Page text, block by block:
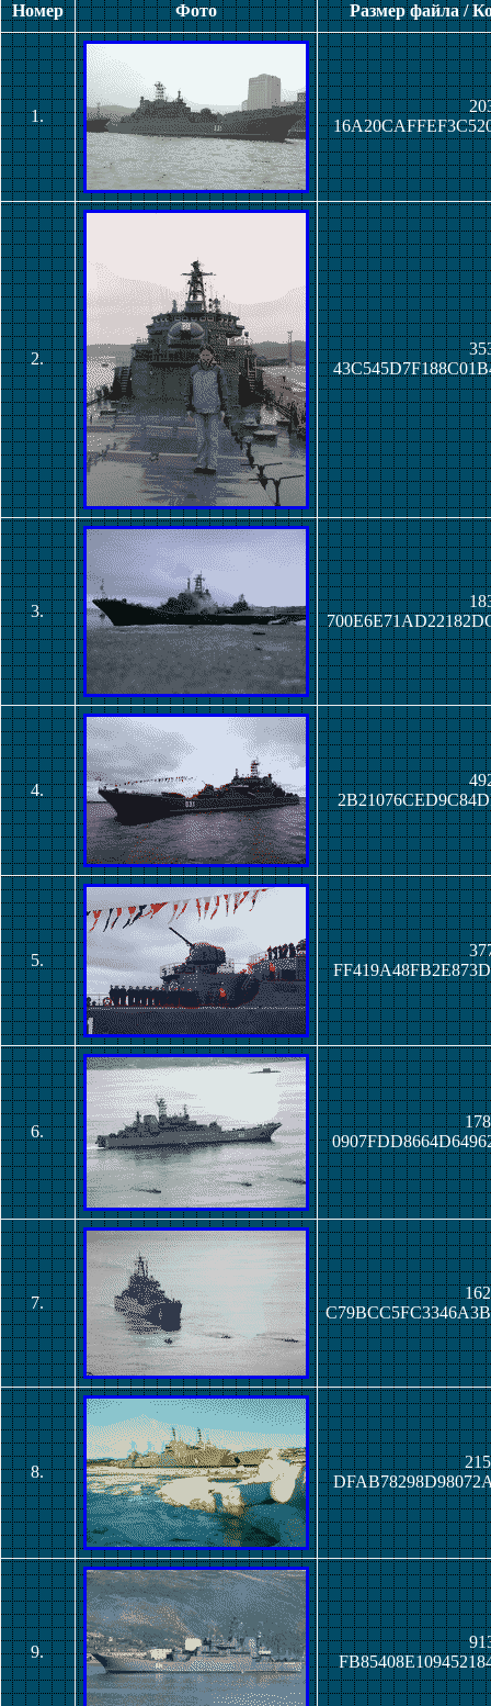
Номер Фото Размер файла /
1.
2.
3.
4.
5.
6.
7.
8.
9.